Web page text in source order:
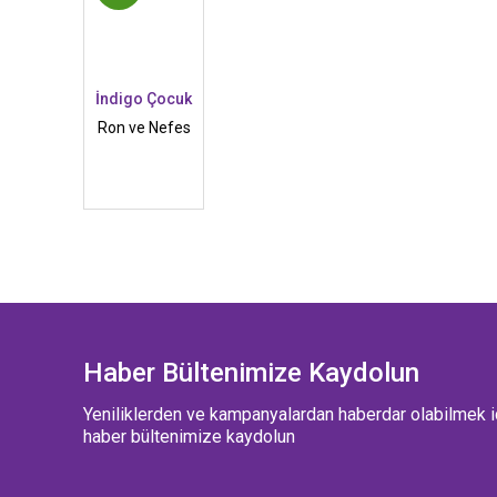
İndigo Çocuk
Ron ve Nefes
Haber Bültenimize Kaydolun
Yeniliklerden ve kampanyalardan haberdar olabilmek
haber bültenimize kaydolun